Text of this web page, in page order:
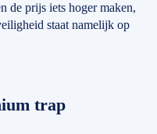
de prijs iets hoger maken,
staat namelijk op
trap